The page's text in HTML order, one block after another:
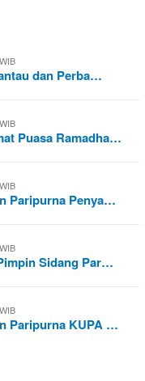
dan Perba…
Puasa Ramadha…
Paripurna Penya…
Sidang Par…
Paripurna KUPA …